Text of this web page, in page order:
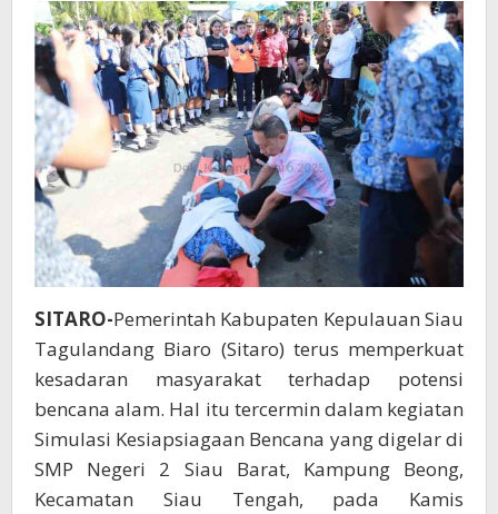
SITARO-Pemerintah Kabupaten Kepulauan Siau
Tagulandang Biaro (Sitaro) terus memperkuat
kesadaran masyarakat terhadap potensi
bencana alam. Hal itu tercermin dalam kegiatan
Simulasi Kesiapsiagaan Bencana yang digelar di
SMP Negeri 2 Siau Barat, Kampung Beong,
Kecamatan Siau Tengah, pada Kamis